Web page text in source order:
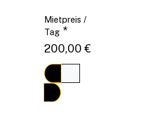
Mietpreis /
Tag *
200,00 €